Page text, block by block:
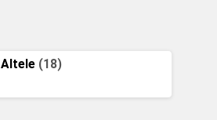
Altele (18)